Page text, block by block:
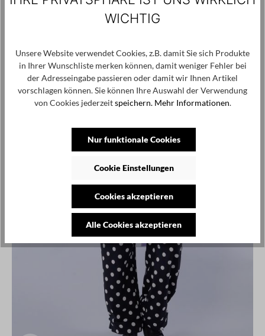
WICHTIG
Unsere Website verwendet Cookies, z.B. damit Sie sich Produkte
in Ihrer Wunschliste merken können, damit weniger Fehler bei
der Adresseingabe passieren oder damit wir Ihnen Artikel
vorschlagen können. Sie können Ihre Auswahl der Verwendung
von Cookies jederzeitspeichern. Mehr Informationen.
Nur funktionale Cookies
Cookie Einstellungen
Cookies akzeptieren
Alle Cookies akzeptieren